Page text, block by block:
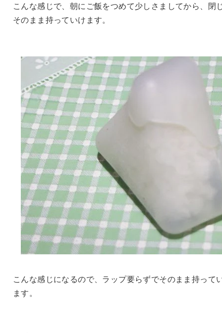
こんな感じで、朝にご飯をつめて少しさましてから、閉
そのまま持っていけます。
こんな感じになるので、ラップ要らずでそのまま持って
ます。